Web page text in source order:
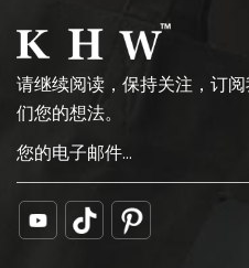
请继续阅读，保持关注，订
们您的想法。